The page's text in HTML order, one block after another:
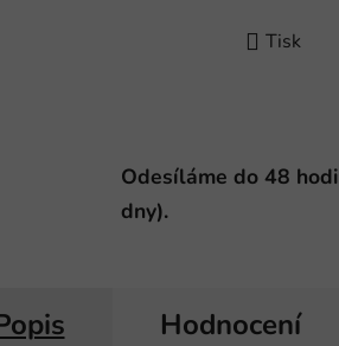
Tisk
Odesíláme do 48
dny).
Hodnocení